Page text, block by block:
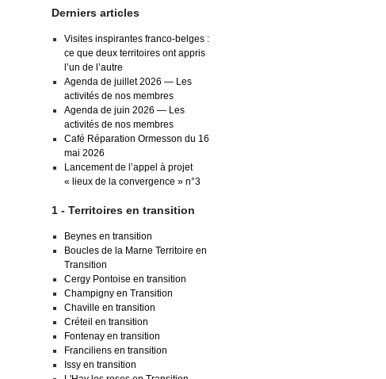
Derniers articles
Visites inspirantes franco-belges :
ce que deux territoires ont appris
l’un de l’autre
Agenda de juillet 2026 — Les
activités de nos membres
Agenda de juin 2026 — Les
activités de nos membres
Café Réparation Ormesson du 16
mai 2026
Lancement de l’appel à projet
« lieux de la convergence » n°3
1 - Territoires en transition
Beynes en transition
Boucles de la Marne Territoire en
Transition
Cergy Pontoise en transition
Champigny en Transition
Chaville en transition
Créteil en transition
Fontenay en transition
Franciliens en transition
Issy en transition